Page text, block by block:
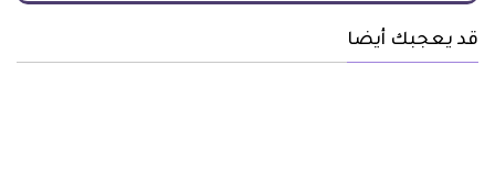
قد يعجبك أيضا